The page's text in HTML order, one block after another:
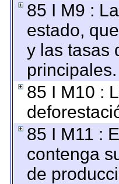
85 I M9 :
estado,
y las tasas
principales.
85 I M10 :
85 I M11 :
contenga
de